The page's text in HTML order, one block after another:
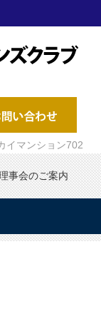
イマンション702
事会のご案内